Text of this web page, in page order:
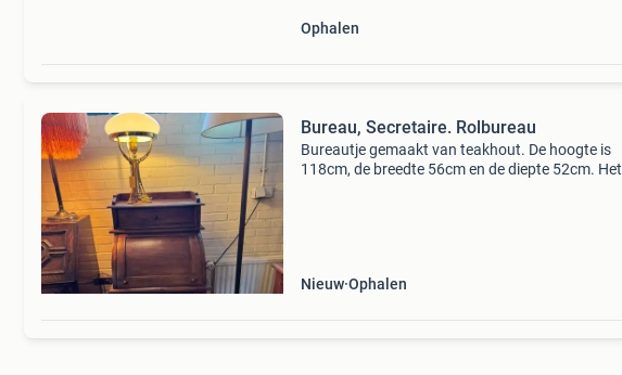
Ophalen
Bureau, Secretaire. Rolbureau
Bureautje gemaakt van teakhout. De hoogte is
118cm, de breedte 56cm en de diepte 52cm. Het
Nieuw Ophalen